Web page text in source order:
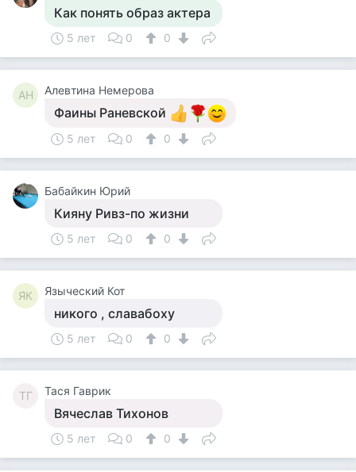
Как понять образ актера
5 лет 0 0
АН Алевтина Немерова
Фаины Раневской
5 лет 0 0
Бабайкин Юрий
Кияну Ривз-по жизни
5 лет 0 0
ЯК Языческий Кот
никого , славабоху
5 лет 0 0
ТГ Тася Гаврик
Вячеслав Тихонов
5 лет 0 0